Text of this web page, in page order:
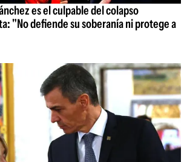
es el culpable del colapso
"No defiende su soberanía ni protege a